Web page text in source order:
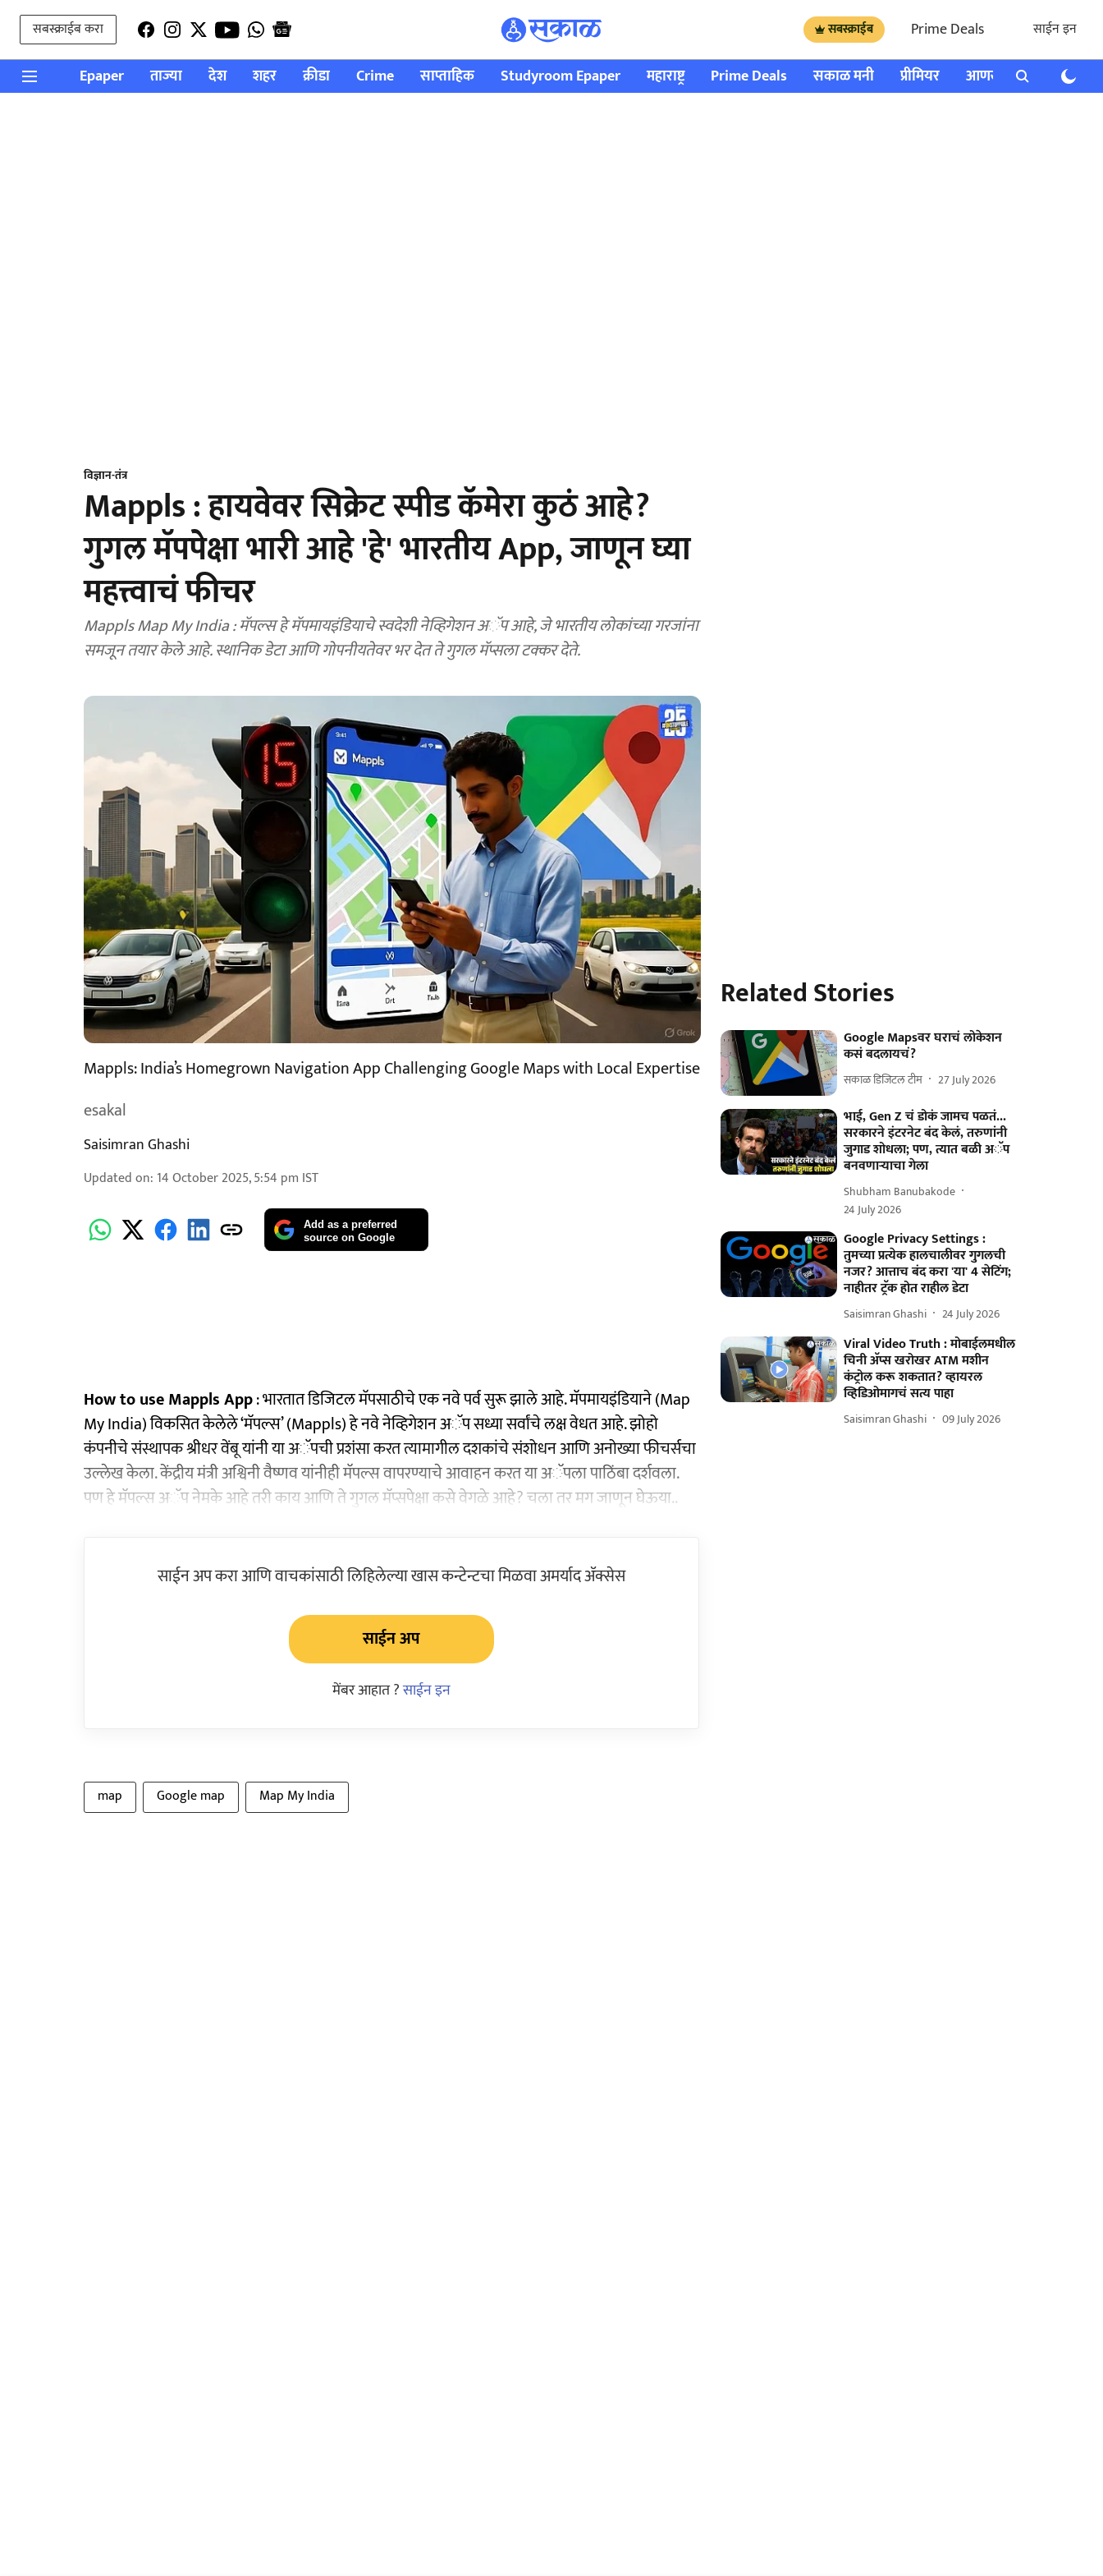
सबस्क्राईब करा सबस्क्राईब Prime Deals साईन इन
Epaper ताज्या देश शहर क्रीडा Crime साप्ताहिक Studyroom Epaper महाराष्ट्र Prime Deals सकाळ मनी प्रीमियर आणखी राशी भविष्य
विज्ञान-तंत्र
Mappls : हायवेवर सिक्रेट स्पीड कॅमेरा कुठं आहे?
गुगल मॅपपेक्षा भारी आहे 'हे' भारतीय App, जाणून घ्या
महत्त्वाचं फीचर
Mappls Map My India : मॅपल्स हे मॅपमायइंडियाचे स्वदेशी नेव्हिगेशन अॅप आहे, जे भारतीय लोकांच्या गरजांना
समजून तयार केले आहे. स्थानिक डेटा आणि गोपनीयतेवर भर देत ते गुगल मॅप्सला टक्कर देते.
Mappls: India’s Homegrown Navigation App Challenging Google Maps with Local Expertise
esakal
Saisimran Ghashi
Updated on: 14 October 2025, 5:54 pm IST
Add as a preferred
source on Google
How to use Mappls App: भारतात डिजिटल मॅपसाठीचे एक नवे पर्व सुरू झाले आहे. मॅपमायइंडियाने (Map
My India) विकसित केलेले ‘मॅपल्स’ (Mappls) हे नवे नेव्हिगेशन अॅप सध्या सर्वांचे लक्ष वेधत आहे. झोहो
कंपनीचे संस्थापक श्रीधर वेंबू यांनी या अॅपची प्रशंसा करत त्यामागील दशकांचे संशोधन आणि अनोख्या फीचर्सचा
उल्लेख केला. केंद्रीय मंत्री अश्विनी वैष्णव यांनीही मॅपल्स वापरण्याचे आवाहन करत या अॅपला पाठिंबा दर्शवला.
पण हे मॅपल्स अॅप नेमके आहे तरी काय आणि ते गुगल मॅप्सपेक्षा कसे वेगळे आहे? चला तर मग जाणून घेऊया..
साईन अप करा आणि वाचकांसाठी लिहिलेल्या खास कन्टेन्टचा मिळवा अमर्याद ॲक्सेस
साईन अप
मेंबर आहात ?साईन इन
map Google map Map My India
Related Stories
Google Mapsवर घराचं लोकेशन
कसं बदलायचं?
सकाळ डिजिटल टीम 27 July 2026
भाई, Gen Z चं डोकं जामच पळतं...
सरकारने इंटरनेट बंद केलं, तरुणांनी
जुगाड शोधला; पण, त्यात बळी अॅप
बनवणाऱ्याचा गेला
Shubham Banubakode
24 July 2026
Google Privacy Settings :
तुमच्या प्रत्येक हालचालीवर गुगलची
नजर? आत्ताच बंद करा 'या' 4 सेटिंग;
नाहीतर ट्रॅक होत राहील डेटा
Saisimran Ghashi 24 July 2026
Viral Video Truth : मोबाईलमधील
चिनी अ‍ॅप्स खरोखर ATM मशीन
कंट्रोल करू शकतात? व्हायरल
व्हिडिओमागचं सत्य पाहा
Saisimran Ghashi 09 July 2026